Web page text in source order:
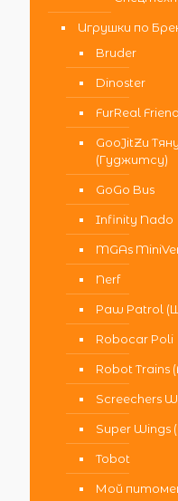
Игрушки по
Bruder
Dinoster
FurReal
GooJitZu
(Гуджитсу)
GoGo Bus
Infinity Nado
MGAs
Nerf
Paw Patrol
Robocar Poli
Robot Trains
Screechers
Super Wings
Tobot
Мой